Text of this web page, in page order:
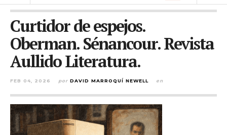
Curtidor de espejos.
Oberman. Sénancour. Revista
Aullido Literatura.
FEB 04, 2026 por DAVID MARROQUÍ NEWELL en